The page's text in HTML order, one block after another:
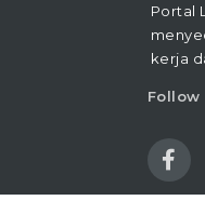
Portal
kerja
Follow